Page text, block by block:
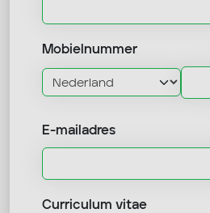
Mobielnummer
E-mailadres
Curriculum vitae